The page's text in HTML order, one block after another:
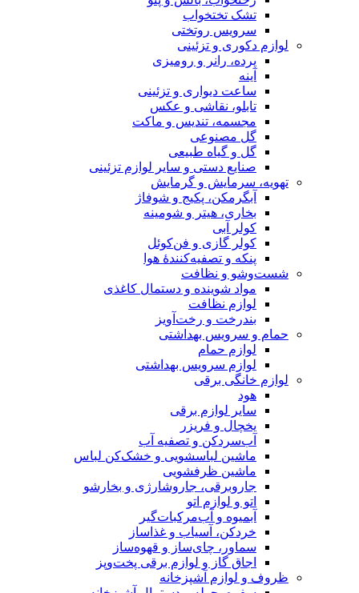
تشک تختخواب
سرویس روتختی
لوازم دکوری و تزئینی
پرده، رانر و رومیزی
آینه
ساعت دیواری و تزئینی
تابلو، نقاشی و عکس
مجسمه، تندیس و ماکت
گل مصنوعی
گل و گیاه طبیعی
صنایع دستی و سایر لوازم تزئینی
تهویه، سرمایش و گرمایش
آبگرمکن، پکیج و شوفاژ
بخاری، هیتر و شومینه
کولر آبی
کولر گازی و فن‌کوئل
پنکه و تصفیه‌کنندهٔ هوا
شست‌وشو و نظافت
مواد شوینده و دستمال کاغذی
لوازم نظافت
بندرخت و رخت‌آویز
حمام و سرویس بهداشتی
لوازم حمام
لوازم سرویس بهداشتی
لوازم خانگی برقی
هود
سایر لوازم برقی
یخچال و فریزر
آب‌سردکن و تصفیه آب
ماشین لباسشویی و خشک‌کن لباس
ماشین ظرفشویی
جاروبرقی، جاروشارژی و بخارشو
اتو و لوازم اتو
آبمیوه و آب‌مرکبات‌گیر
خردکن، آسیاب و غذاساز
سماور، چای‌ساز و قهوه‌ساز
اجاق گاز و لوازم برقی پخت‌وپز
ظروف و لوازم آشپزخانه